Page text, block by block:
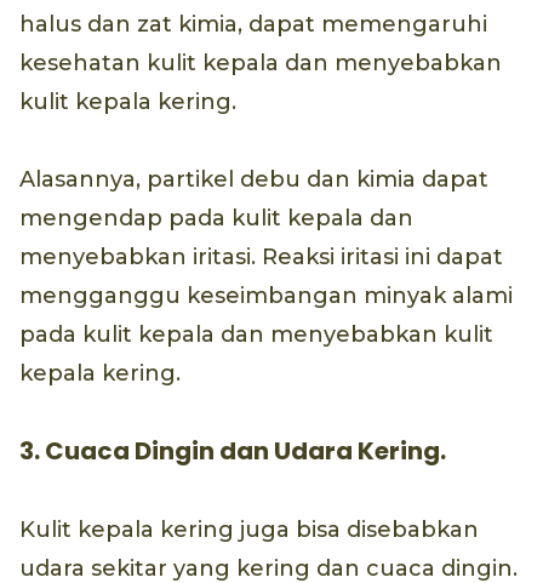
halus dan zat kimia, dapat memengaruhi
kesehatan kulit kepala dan menyebabkan
kulit kepala kering.
Alasannya, partikel debu dan kimia dapat
mengendap pada kulit kepala dan
menyebabkan iritasi. Reaksi iritasi ini dapat
mengganggu keseimbangan minyak alami
pada kulit kepala dan menyebabkan kulit
kepala kering.
3. Cuaca Dingin dan Udara Kering.
Kulit kepala kering juga bisa disebabkan
udara sekitar yang kering dan cuaca dingin.